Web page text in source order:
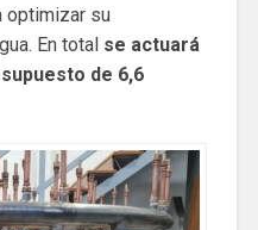
optimizar su
En total se actuará
de 6,6